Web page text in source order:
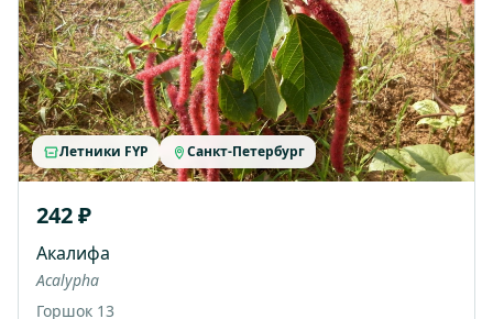
Летники FYP Санкт-Петербург
242 ₽
Акалифа
Acalypha
Горшок 13